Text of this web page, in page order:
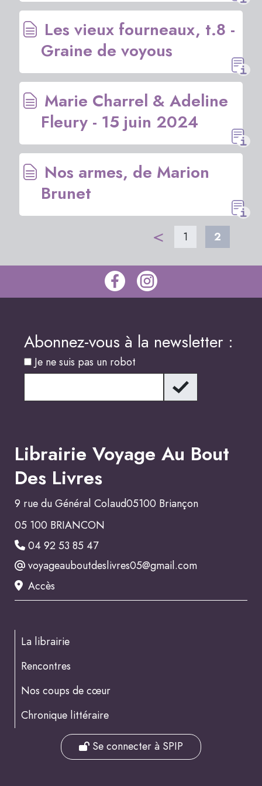
Les vieux fourneaux, t.8 -
Graine de voyous
Marie Charrel & Adeline
Fleury - 15 juin 2024
Nos armes, de Marion
Brunet
< 1 2
Abonnez-vous à la newsletter :
Je ne suis pas un robot
Librairie Voyage Au Bout
Des Livres
9 rue du Général Colaud05100 Briançon
05 100 BRIANCON
04 92 53 85 47
voyageauboutdeslivres05@gmail.com
Accès
La librairie
Rencontres
Nos coups de cœur
Chronique littéraire
Se connecter à SPIP